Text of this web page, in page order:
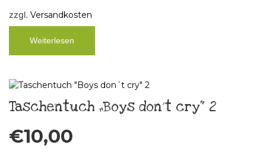
zzgl. Versandkosten
Weiterlesen
Taschentuch „Boys don´t cry“ 2
€10,00